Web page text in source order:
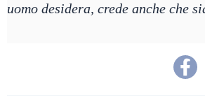
uomo desidera, crede anche che